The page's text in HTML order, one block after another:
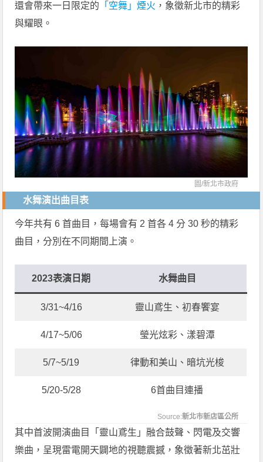
還會帶來一日限定的 「空舞」煙火 ，象徵新北市的精彩
與耀眼。
圖/新北市政府
水舞演出曲目表
今年共有 6 首曲目，每場會有 2 首各 4 分 30 秒的精彩
曲目，分別在不同期間上演。
2023表演日期 水舞曲目
3/31~4/16 靈山鳶生、初春饗宴
4/17~5/06 瑩光炫彩、漾碧潭
5/7~5/19 律動和美山、暗坑光梭
5/20-5/28 6首曲目連播
Source:新北市新店區公所
其中首波開演曲目「靈山鳶生」融合鼓聲、閃電及交響
樂曲，呈現雷電開天闢地的視聽震撼，象徵著新北茁壯